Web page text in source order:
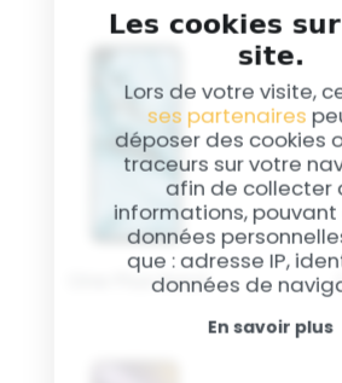
Les cookies
site.
Lors de votre visite,
ses partenaires
déposer des cookies
traceurs sur votre
afin de collecter
informations,
données
que : adresse IP,
données de
En savoir plus
One Plus Nord